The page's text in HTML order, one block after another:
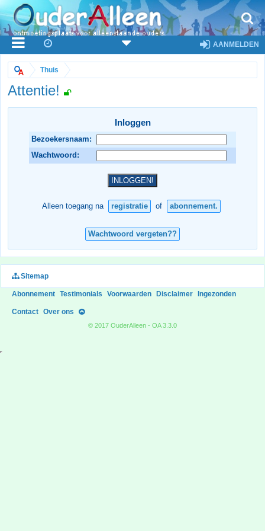
AANMELDEN
Thuis
Attentie!
Inloggen
Bezoekersnaam:
Wachtwoord:
Alleen toegang na registratie of abonnement.
Wachtwoord vergeten??
Sitemap
Abonnement Testimonials Voorwaarden Disclaimer Ingezonden
Contact Over ons
© 2017 OuderAlleen - OA 3.3.0